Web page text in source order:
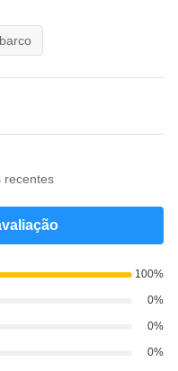
recentes
100%
0%
0%
0%